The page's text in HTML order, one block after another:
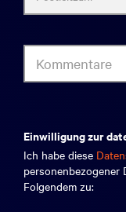
Kommentare
einwilligung zur
Ich habe diese
personenbezogener
Folgendem zu: